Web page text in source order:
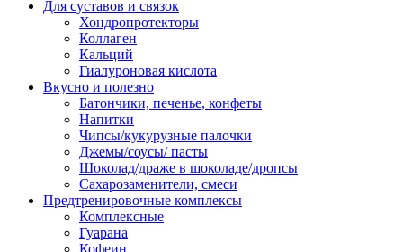
Для суставов и связок
Хондропротекторы
Коллаген
Кальций
Гиалуроновая кислота
Вкусно и полезно
Батончики, печенье, конфеты
Напитки
Чипсы/кукурузные палочки
Джемы/соусы/ пасты
Шоколад/драже в шоколаде/дропсы
Сахарозаменители, смеси
Предтренировочные комплексы
Комплексные
Гуарана
Кофеин